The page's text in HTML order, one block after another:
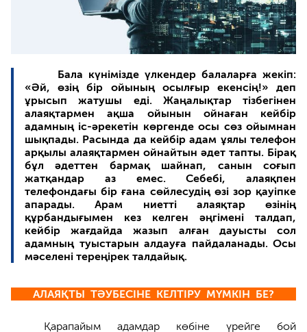
Бала күнімізде үлкендер балаларға жекіп:
«Әй, өзің бір ойының осылғыр екенсің!» деп
ұрысып жатушы еді. Жаңалықтар тізбегінен
алаяқтармен ақша ойынын ойнаған кейбір
адамның іс-әрекетін көргенде осы сөз ойымнан
шықпады. Расында да кейбір адам ұялы телефон
арқылы алаяқтармен ойнайтын әдет тапты. Бірақ
бұл әдеттен бармақ шайнап, санын соғып
жатқандар аз емес. Себебі, алаяқпен
телефондағы бір ғана сөйлесудің өзі зор қауіпке
апарады. Арам ниетті алаяқтар өзінің
құрбандығымен кез келген әңгімені талдап,
кейбір жағдайда жазып алған дауысты сол
адамның туыстарын алдауға пайдаланады. Осы
мәселені тереңірек талдайық.
АЛАЯҚТЫ ТӘУБЕСІНЕ КЕЛТІРУ МҮМКІН БЕ?
Қарапайым адамдар көбіне үрейге бой